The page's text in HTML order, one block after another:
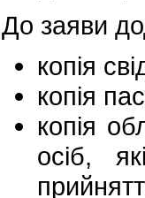
До заяви
копія
копія
копія
осіб,